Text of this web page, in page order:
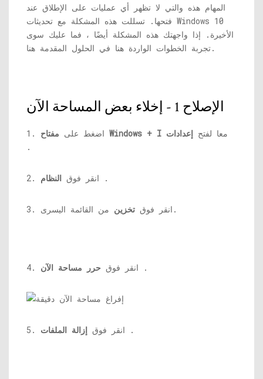
المهام هذه والتي لا تظهر أي عمليات على الإطلاق عند
فتحها. تسللت هذه المشكلة مع تحديثات Windows 10
الأخيرة. إذا واجهتك هذه المشكلة أيضًا ، فما عليك سوى
تجربة الخطوات الواردة هنا في الحلول المقدمة هنا.
الإصلاح 1 - إخلاء بعض المساحة الآن
1. اضغط على مفتاح Windows + I معا لفتح إعدادات
.
2. انقر فوق النظام .
3. انقر فوق تخزين من القائمة اليسرى.
4. انقر فوق حرر مساحة الآن .
5. انقر فوق إزالة الملفات .